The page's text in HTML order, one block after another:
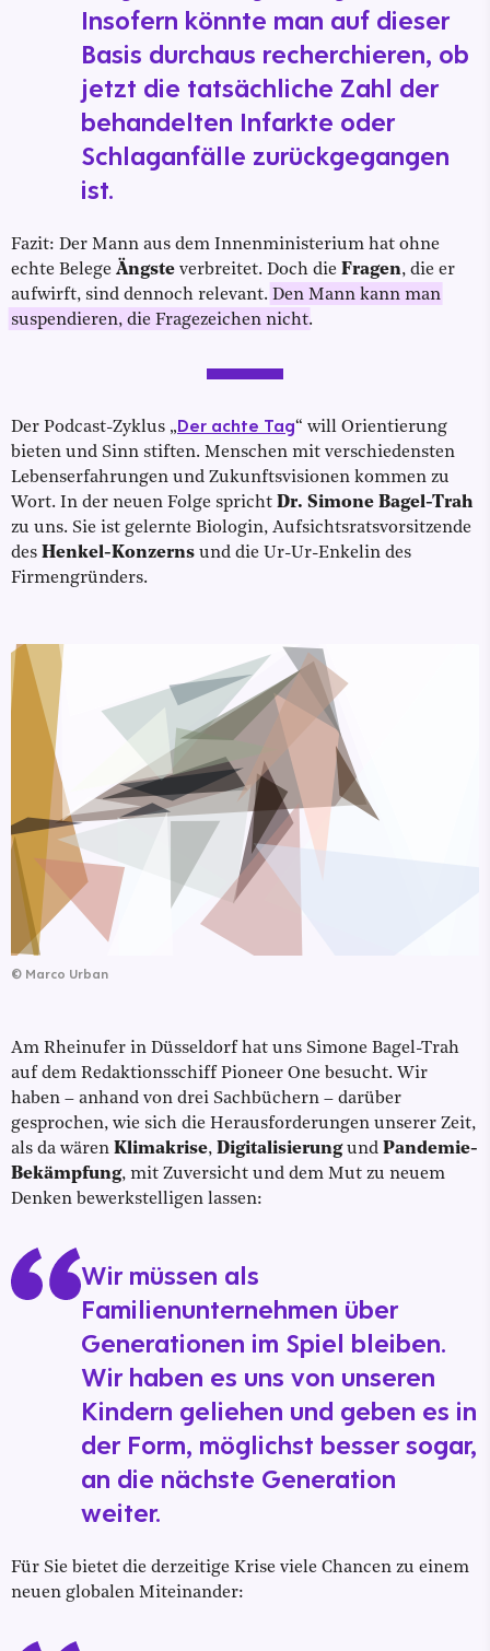
Insofern könnte man auf dieser
Basis durchaus recherchieren, ob
jetzt die tatsächliche Zahl der
behandelten Infarkte oder
Schlaganfälle zurückgegangen
ist.
Fazit: Der Mann aus dem Innenministerium hat ohne
echte Belege Ängste verbreitet. Doch die Fragen, die er
aufwirft, sind dennoch relevant. Den Mann kann man
suspendieren, die Fragezeichen nicht.
Der Podcast-Zyklus „Der achte Tag“ will Orientierung
bieten und Sinn stiften. Menschen mit verschiedensten
Lebenserfahrungen und Zukunftsvisionen kommen zu
Wort. In der neuen Folge spricht Dr. Simone Bagel-Trah
zu uns. Sie ist gelernte Biologin, Aufsichtsratsvorsitzende
des Henkel-Konzerns und die Ur-Ur-Enkelin des
Firmengründers.
© Marco Urban
Am Rheinufer in Düsseldorf hat uns Simone Bagel-Trah
auf dem Redaktionsschiff Pioneer One besucht. Wir
haben – anhand von drei Sachbüchern – darüber
gesprochen, wie sich die Herausforderungen unserer Zeit,
als da wären Klimakrise, Digitalisierungund Pandemie-
Bekämpfung, mit Zuversicht und dem Mut zu neuem
Denken bewerkstelligen lassen:
Wir müssen als
Familienunternehmen über
Generationen im Spiel bleiben.
Wir haben es uns von unseren
Kindern geliehen und geben es in
der Form, möglichst besser sogar,
an die nächste Generation
weiter.
Für Sie bietet die derzeitige Krise viele Chancen zu einem
neuen globalen Miteinander: